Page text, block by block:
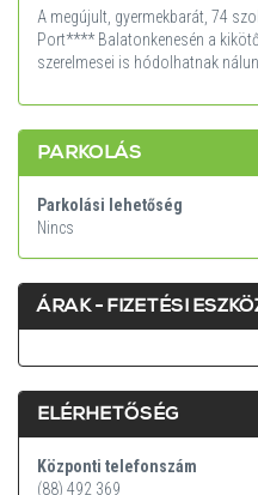
A megújult, gyermekbarát, 74
Port**** Balatonkenesén a
szerelmesei is hódolhatnak
PARKOLÁS
Parkolási lehetőség
Nincs
ÁRAK - FIZETÉSI
ELÉRHETŐSÉG
Központi telefonszám
(88) 492 369